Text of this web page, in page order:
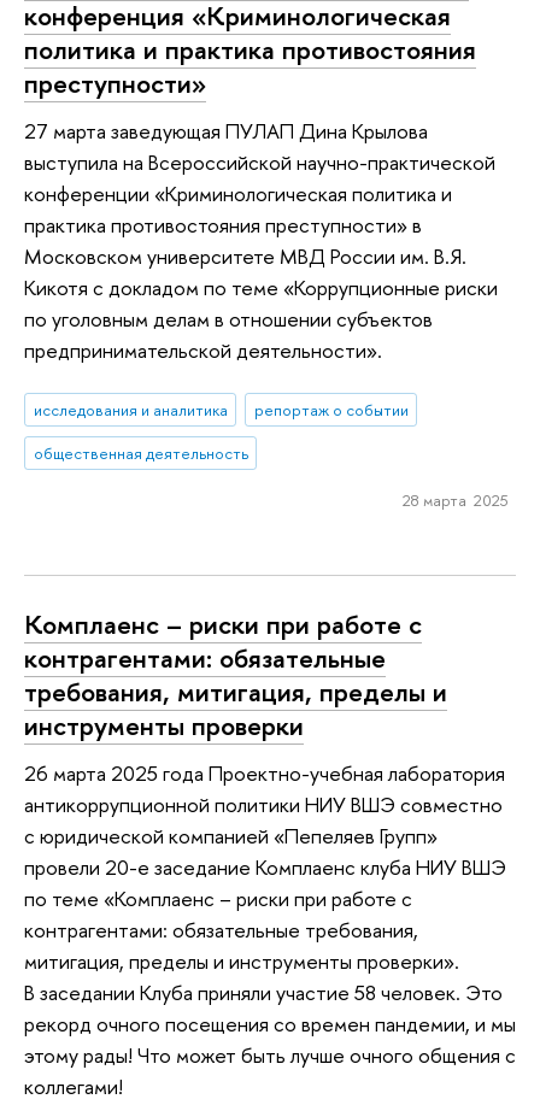
конференция «Криминологическая
политика и практика противостояния
преступности»
27 марта заведующая ПУЛАП Дина Крылова
выступила на Всероссийской научно-практической
конференции «Криминологическая политика и
практика противостояния преступности» в
Московском университете МВД России им. В.Я.
Кикотя с докладом по теме «Коррупционные риски
по уголовным делам в отношении субъектов
предпринимательской деятельности».
исследования и аналитика
репортаж о событии
общественная деятельность
28 марта 2025
Комплаенс – риски при работе с
контрагентами: обязательные
требования, митигация, пределы и
инструменты проверки
26 марта 2025 года Проектно-учебная лаборатория
антикоррупционной политики НИУ ВШЭ совместно
с юридической компанией «Пепеляев Групп»
провели 20-е заседание Комплаенс клуба НИУ ВШЭ
по теме «Комплаенс – риски при работе с
контрагентами: обязательные требования,
митигация, пределы и инструменты проверки».
В заседании Клуба приняли участие 58 человек. Это
рекорд очного посещения со времен пандемии, и мы
этому рады! Что может быть лучше очного общения с
коллегами!